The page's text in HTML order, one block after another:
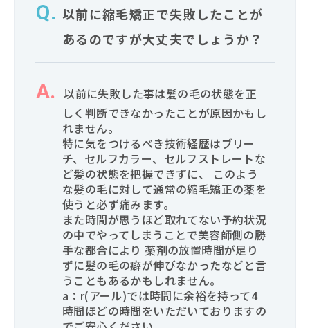
以前に縮毛矯正で失敗したことが
あるのですが大丈夫でしょうか？
以前に失敗した事は髪の毛の状態を正
しく判断できなかったことが原因かもし
れません。
特に気をつけるべき技術経歴はブリー
チ、セルフカラー、セルフストレートな
ど髪の状態を把握できずに、
このよう
な髪の毛に対して通常の縮毛矯正の薬を
使うと必ず痛みます。
また時間が思うほど取れてない予約状況
の中でやってしまうことで美容師側の勝
手な都合により 薬剤の放置時間が足り
ずに髪の毛の癖が伸びなかったなどと言
うこともあるかもしれません。
a：r(アール)では時間に余裕を持って4
時間ほどの時間をいただいておりますの